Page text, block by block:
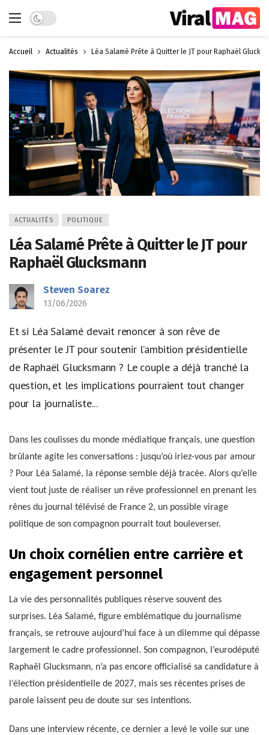
Dark mode
Accueil Actualités Léa Salamé Prête à Quitter le JT pour Raphaël
ACTUALITÉS POLITIQUE
Léa Salamé Prête à Quitter le JT pour
Raphaël Glucksmann
Steven Soarez
13/06/2026
Et si Léa Salamé devait renoncer à son rêve de
présenter le JT pour soutenir l’ambition présidentielle
de Raphaël Glucksmann ? Le couple a déjà tranché la
question, et les implications pourraient tout changer
pour la journaliste...
Dans les coulisses du monde médiatique français, une question
brûlante agite les conversations : jusqu’où iriez-vous par amour
? Pour Léa Salamé, la réponse semble déjà tracée. Alors qu’elle
vient tout juste de réaliser un rêve professionnel en prenant les
rênes du journal télévisé de France 2, un possible virage
politique de son compagnon pourrait tout bouleverser.
Un choix cornélien entre carrière et
engagement personnel
La vie des personnalités publiques réserve souvent des
surprises. Léa Salamé, figure emblématique du journalisme
français, se retrouve aujourd’hui face à un dilemme qui dépasse
largement le cadre professionnel. Son compagnon, l’eurodéputé
Raphaël Glucksmann, n’a pas encore officialisé sa candidature à
l’élection présidentielle de 2027, mais ses récentes prises de
parole laissent peu de doute sur ses intentions.
Dans une interview récente, ce dernier a levé le voile sur une